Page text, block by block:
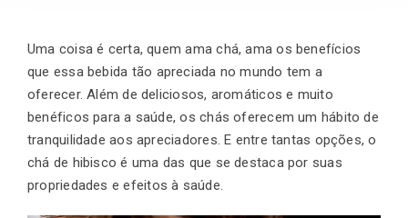
Minha conta
Carrinho
Finalização de compra
Uma coisa é certa, quem ama chá, ama os benefícios
que essa bebida tão apreciada no mundo tem a
oferecer. Além de deliciosos, aromáticos e muito
benéficos para a saúde, os chás oferecem um hábito de
tranquilidade aos apreciadores. E entre tantas opções, o
chá de hibisco é uma das que se destaca por suas
propriedades e efeitos à saúde.